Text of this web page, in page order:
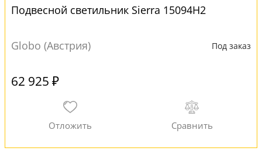
Подвесной светильник Sierra 15094H2
Globo (Австрия) Под заказ
62 925 ₽